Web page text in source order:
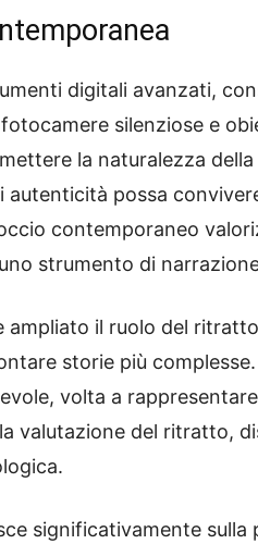
digitali avanzati,
silenziose e
la naturalezza della
possa
contemporaneo
strumento di
il ruolo del
storie più complesse.
volta a
valutazione del ritratto,
significativamente